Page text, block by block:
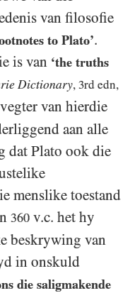
van filosofie
to Plato’.
is van ‘the truths
Dictionary, 3rd edn,
van hierdie
aan alle
dat Plato ook die
menslike toestand
360 v.c. het hy
beskrywing van
in onskuld
die saligmakende